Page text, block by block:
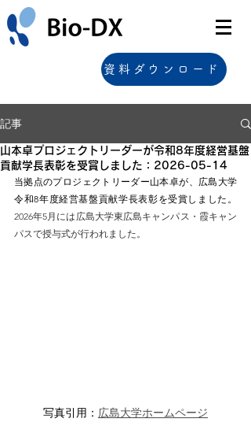
資料ダウンロード
記事
山本卓プロジェクトリーダーが令和8年度経営基盤
貢献学長表彰を受賞しました：2026-05-14
当拠点のプロジェクトリーダー山本卓が、広島大学
令和8年度経営基盤貢献学長表彰を受賞しました。
2026年5月には広島大学東広島キャンパス・霞キャン
パスで授与式が行われました。
写真引用： 広島大学ホームページ